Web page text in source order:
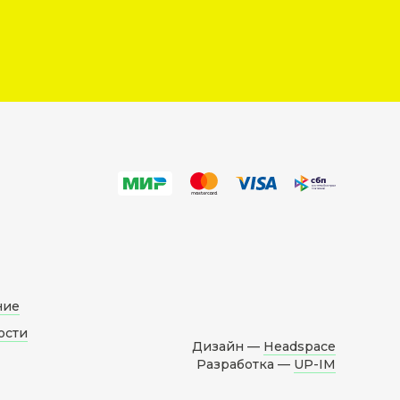
Дизайн — Headspace
Разработка — UP-IM